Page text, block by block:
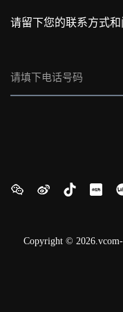
请留下您的联系方式和
Copyright ©